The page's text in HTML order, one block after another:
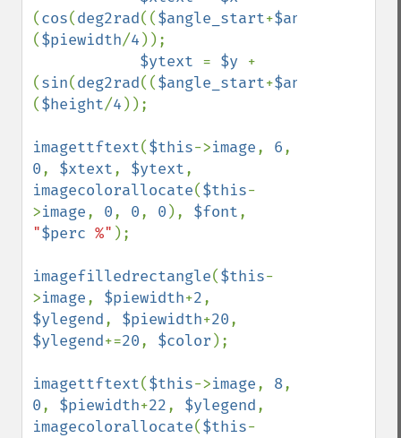
(cos(deg2rad(($angle_start+$angle_done
($piewidth/4 ));
$ytext = $y +
(sin(deg2rad(($angle_start+$angle_done
($height/4 ));
imagettftext($this->image, 6
0, $xtext, $ytext
imagecolorallocate($this-
>image, 0, 0, 0 ), $font
"$perc %" );
imagefilledrectangle($this-
>image, $piewidth+2
$ylegend, $piewidth+20
$ylegend+=20, $color );
imagettftext($this->image, 8
0, $piewidth+22, $ylegend
imagecolorallocate($this-